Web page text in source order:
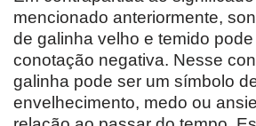
mencionado anteriormente,
de galinha velho e temido
conotação negativa. Nesse
galinha pode ser um símbolo
envelhecimento, medo ou